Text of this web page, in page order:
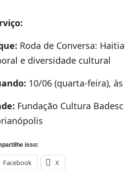
Roda de Conversa:
e diversidade cultural
10/06 (quarta-feira), às
Fundação Cultura
isso:
Facebook X